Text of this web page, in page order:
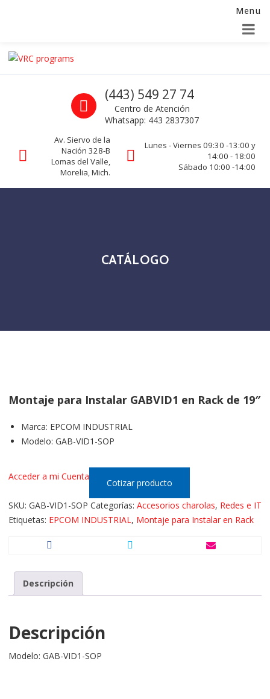
Menu
Skip to navigation
Skip to content
La seguridad de su empresa es nuestro negocio.
Call us
(443) 549 27 74
Centro de Atención
Whatsapp: 443 2837307
Av. Siervo de la
Nación 328-B
Lomas del Valle,
Morelia, Mich.
Lunes - Viernes 09:30 -13:00 y
14:00 - 18:00
Sábado 10:00 -14:00
CATÁLOGO
Montaje para Instalar GABVID1 en Rack de 19″
Marca: EPCOM INDUSTRIAL
Modelo: GAB-VID1-SOP
Acceder a mi Cuenta
Cotizar producto
SKU: GAB-VID1-SOP Categorías: Accesorios charolas, Redes e IT
Etiquetas: EPCOM INDUSTRIAL , Montaje para Instalar en Rack
Descripción
Descripción
Modelo: GAB-VID1-SOP